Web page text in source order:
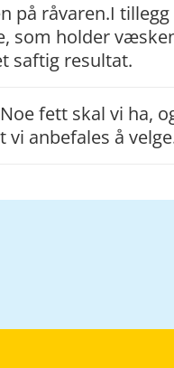
på råvaren.I
som holder
saftig resultat.
fett skal vi ha,
anbefales å